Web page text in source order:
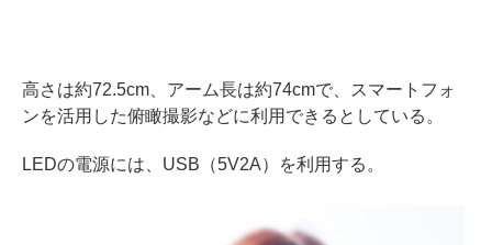
高さは約72.5cm、アーム長は約74cmで、スマートフォ
ンを活用した俯瞰撮影などに利用できるとしている。
LEDの電源には、USB（5V2A）を利用する。